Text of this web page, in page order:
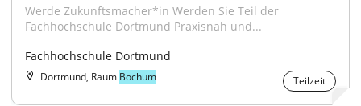
Werde Zukunftsmacher*in Werden Sie Teil der
Fachhochschule Dortmund Praxisnah und...
Fachhochschule Dortmund
Dortmund, Raum Bochum Teilzeit